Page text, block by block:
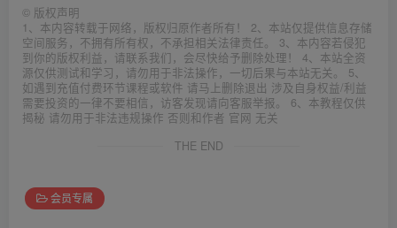
© 版权声明
1、本内容转载于网络，版权归原作者所有！ 2、本站仅提供信息存储
空间服务，不拥有所有权，不承担相关法律责任。 3、本内容若侵犯
到你的版权利益，请联系我们，会尽快给予删除处理！ 4、本站全资
源仅供测试和学习，请勿用于非法操作，一切后果与本站无关。 5、
如遇到充值付费环节课程或软件 请马上删除退出 涉及自身权益/利益
需要投资的一律不要相信，访客发现请向客服举报。 6、本教程仅供
揭秘 请勿用于非法违规操作 否则和作者 官网 无关
THE END
会员专属